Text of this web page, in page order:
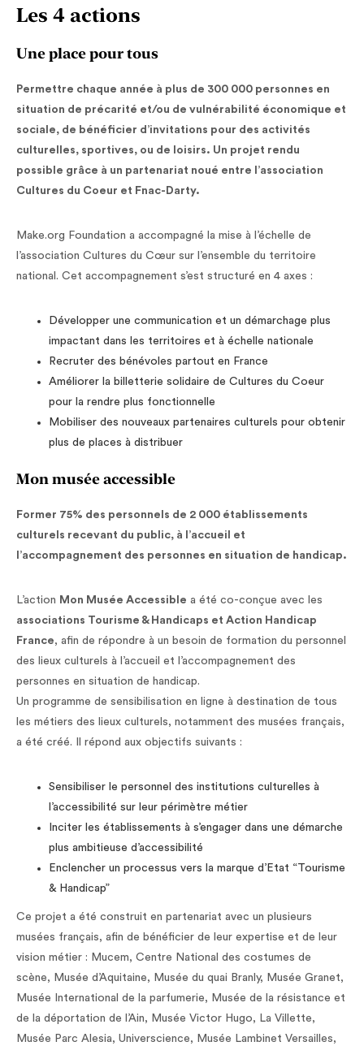
Les 4 actions
Une place pour tous
Permettre chaque année à plus de 300 000 personnes en
situation de précarité et/ou de vulnérabilité économique et
sociale, de bénéficier d’invitations pour des activités
culturelles, sportives, ou de loisirs. Un projet rendu
possible grâce à un partenariat noué entre l’association
Cultures du Coeur et Fnac-Darty.
Make.org Foundation a accompagné la mise à l’échelle de
l’association Cultures du Cœur sur l’ensemble du territoire
national. Cet accompagnement s’est structuré en 4 axes :
Développer une communication et un démarchage plus
impactant dans les territoires et à échelle nationale
Recruter des bénévoles partout en France
Améliorer la billetterie solidaire de Cultures du Coeur
pour la rendre plus fonctionnelle
Mobiliser des nouveaux partenaires culturels pour obtenir
plus de places à distribuer
Mon musée accessible
Former 75% des personnels de 2 000 établissements
culturels recevant du public, à l’accueil et
l’accompagnement des personnes en situation de handicap.
L’action Mon Musée Accessible a été co-conçue avec les
associations Tourisme & Handicaps et Action Handicap
France, afin de répondre à un besoin de formation du personnel
des lieux culturels à l’accueil et l’accompagnement des
personnes en situation de handicap.
Un programme de sensibilisation en ligne à destination de tous
les métiers des lieux culturels, notamment des musées français,
a été créé. Il répond aux objectifs suivants :
Sensibiliser le personnel des institutions culturelles à
l’accessibilité sur leur périmètre métier
Inciter les établissements à s’engager dans une démarche
plus ambitieuse d’accessibilité
Enclencher un processus vers la marque d’Etat “Tourisme
& Handicap”
Ce projet a été construit en partenariat avec un plusieurs
musées français, afin de bénéficier de leur expertise et de leur
vision métier : Mucem, Centre National des costumes de
scène, Musée d’Aquitaine, Musée du quai Branly, Musée Granet,
Musée International de la parfumerie, Musée de la résistance et
de la déportation de l’Ain, Musée Victor Hugo, La Villette,
Musée Parc Alesia, Universcience, Musée Lambinet Versailles,